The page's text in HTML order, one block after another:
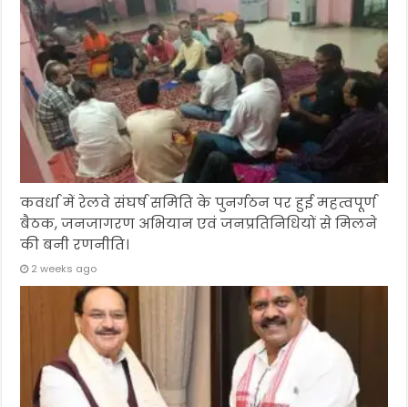
कवर्धा में रेलवे संघर्ष समिति के पुनर्गठन पर हुई महत्वपूर्ण
बैठक, जनजागरण अभियान एवं जनप्रतिनिधियों से मिलने
की बनी रणनीति।
2 weeks ago